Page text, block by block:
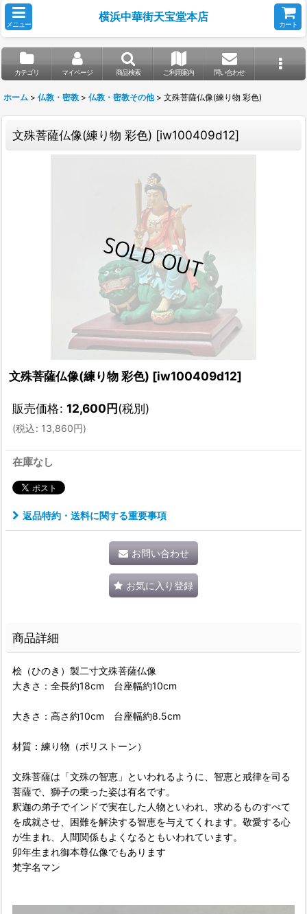
メニュー
横浜中華街天宝堂本店
カート
カテゴリ マイページ 商品検索 ご利用案内 問い合わせ
ホーム > 仏教・密教 > 仏教・密教その他 > 文殊菩薩仏像(練り物 彩色)
文殊菩薩仏像(練り物 彩色) [iw100409d12]
文殊菩薩仏像(練り物 彩色) [iw100409d12]
販売価格: 12,600円(税別)
(税込: 13,860円)
在庫なし
返品特約・送料に関する重要事項
お問い合わせ
お気に入り登録
商品詳細
桧（ひのき）製二寸文殊菩薩仏像
大きさ：全長約18cm 台座幅約10cm
大きさ：高さ約10cm 台座幅約8.5cm
材質：練り物（ポリストーン）
文殊菩薩は「文殊の智恵」といわれるように、智恵と戒律を司る
菩薩で、獅子の乗った姿は有名です。
釈迦の弟子でインドで実在した人物といわれ、求めるものすべて
を成就させ、困難を解決する智恵を与えてくれます。敬愛する心
が生まれ、人間関係もよくなるともいわれています。
卯年生まれ御本尊仏像でもあります
梵字名マン